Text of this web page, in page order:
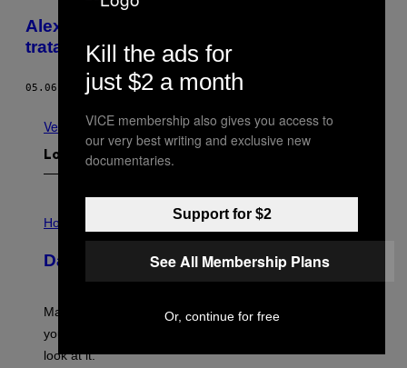
Alex Ovechkin es un tesoro, así que
tratadle como tal
05.06.15 PORMATTHEW KORY
Ver todo
Lo más reciente
L
S
T
I
O
N
Horoscopes
Daily Horoscope: August 10, 2026
Mars wraps up its time in Gemini tonight. Whatever
you’ve been moving fast on, today’s the day to actually
look at it.
Kill the ads for
just $2 a month
VICE membership also gives you access to
our very best writing and exclusive new
documentaries.
Support for $2
See All Membership Plans
Or, continue for free